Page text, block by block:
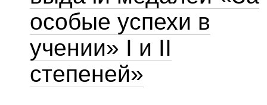
особые успехи в
учении» I и II
степеней»